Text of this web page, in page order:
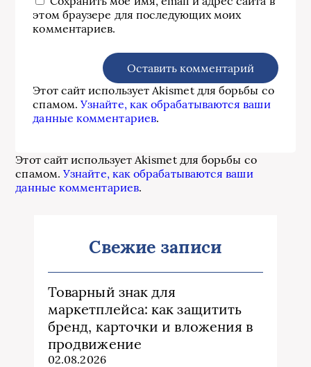
этом браузере для последующих моих
комментариев.
Этот сайт использует Akismet для борьбы со
спамом.Узнайте, как обрабатываются ваши
данные комментариев.
Этот сайт использует Akismet для борьбы со
спамом.Узнайте, как обрабатываются ваши
данные комментариев.
Свежие записи
Товарный знак для
маркетплейса: как защитить
бренд, карточки и вложения в
продвижение
02.08.2026